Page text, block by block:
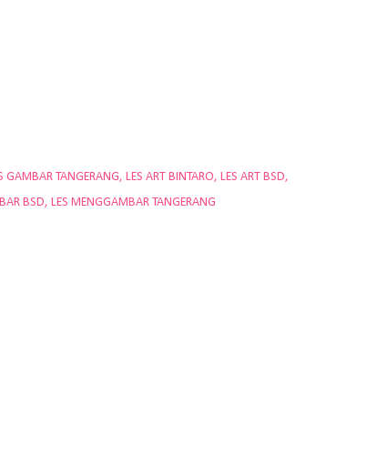
GAMBAR TANGERANG LES ART BINTARO LES ART BSD
BSD LES MENGGAMBAR TANGERANG